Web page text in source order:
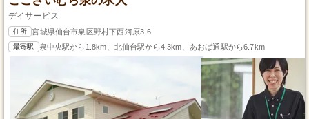
デイサービス
住所 宮城県仙台市泉区野村下西河原3-6
最寄駅 泉中央駅から1.8km、北仙台駅から4.3km、あおば通駅から6.7km